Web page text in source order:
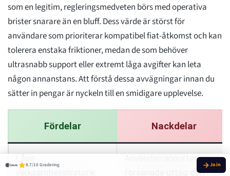
som en legitim, regleringsmedveten börs med operativa
brister snarare än en bluff. Dess värde är störst för
användare som prioriterar kompatibel fiat-åtkomst och kan
tolerera enstaka friktioner, medan de som behöver
ultrasnabb support eller extremt låga avgifter kan leta
någon annanstans. Att förstå dessa avvägningar innan du
sätter in pengar är nyckeln till en smidigare upplevelse.
Fördelar Nackdelar
Användarrapporter om
försenade uttag och
8.7/10 Gradering